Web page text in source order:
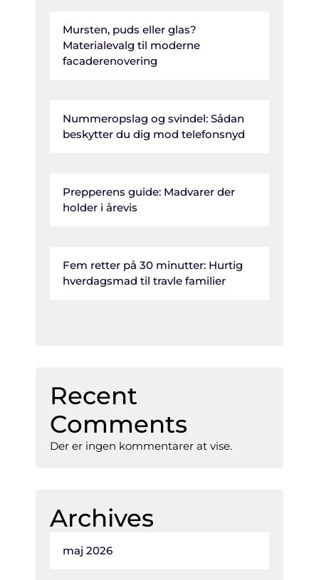
Mursten, puds eller glas?
Materialevalg til moderne
facaderenovering
Nummeropslag og svindel: Sådan
beskytter du dig mod telefonsnyd
Prepperens guide: Madvarer der
holder i årevis
Fem retter på 30 minutter: Hurtig
hverdagsmad til travle familier
Recent
Comments
Der er ingen kommentarer at vise.
Archives
maj 2026